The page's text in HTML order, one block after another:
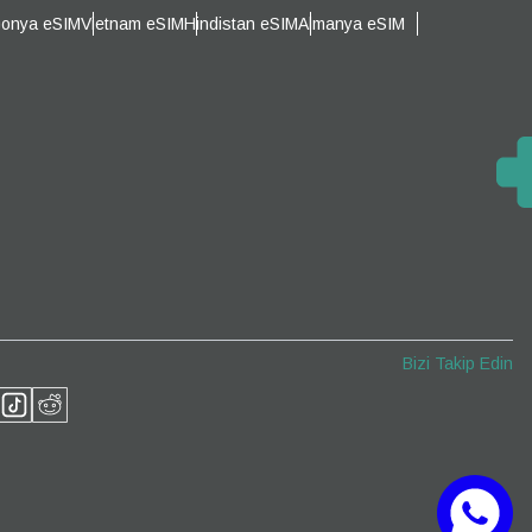
eSIMVietnam eSIMHindistan eSIMAlmanya eSIM
Bizi Takip Edin